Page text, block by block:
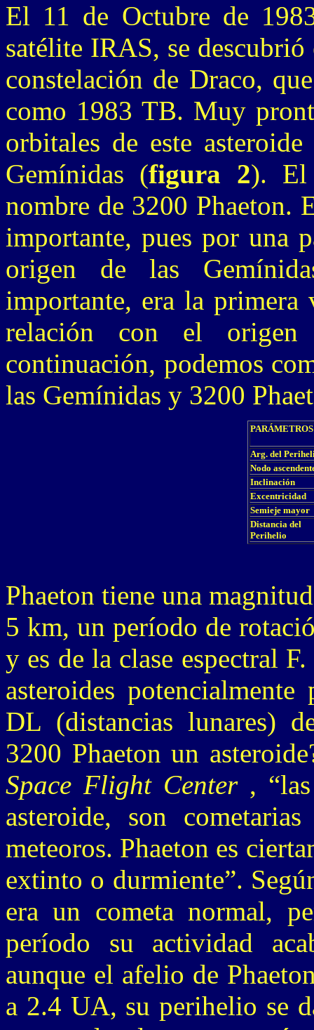
El 11 de Octubre de
satélite IRAS, se
constelación de Draco,
como 1983 TB. Muy
orbitales de este
Gemínidas (figura 2). El
nombre de 3200 Phaeton.
importante, pues por una
origen de las
importante, era la primera
relación con el
continuación, podemos
las Gemínidas y 3200
PARÁMETROS
Arg. del
Nodo
Inclinación
Excentricidad
Semieje mayor
Distancia del
Perihelio
Phaeton tiene una
5 km, un período de
y es de la clase espectral
asteroides
DL (distancias lunares)
3200 Phaeton un
Space Flight Center, “las
asteroide, son
meteoros. Phaeton es
extinto o durmiente”.
era un cometa normal,
período su actividad
aunque el afelio de
a 2.4 UA, su perihelio se